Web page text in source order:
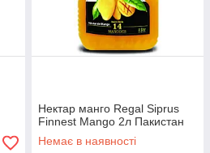
Нектар манго Regal Siprus
Finnest Mango 2л Пакистан
Немає в наявності